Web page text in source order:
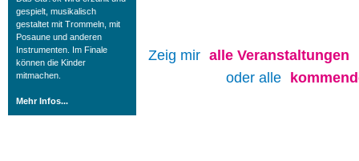
gespielt, musikalisch
gestaltet mit Trommeln, mit
Posaune und anderen
Instrumenten. Im Finale
können die Kinder
mitmachen.
Mehr Infos...
Zeig mir alle Veranstaltungen
oder alle